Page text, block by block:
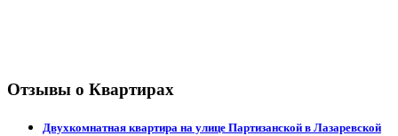
Отзывы о Квартирах
Двухкомнатная квартира на улице Партизанской в Лазаревской